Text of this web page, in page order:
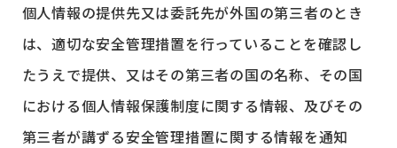
個人情報の提供先又は委託先が外国の第三者のとき
は、適切な安全管理措置を行っていることを確認し
たうえで提供、又はその第三者の国の名称、その国
における個人情報保護制度に関する情報、及びその
第三者が講ずる安全管理措置に関する情報を通知